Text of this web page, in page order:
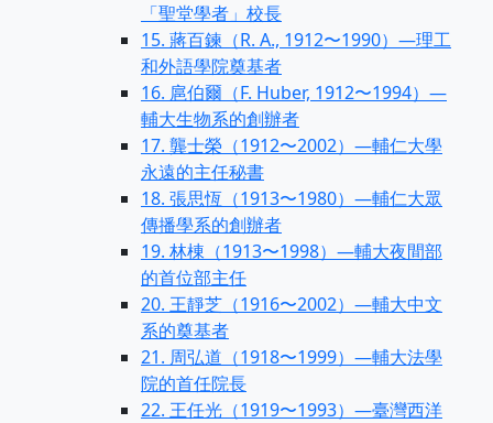
「聖堂學者」校長
15. 蔣百鍊（R. A., 1912〜1990）—理工
和外語學院奠基者
16. 扈伯爾（F. Huber, 1912〜1994）—
輔大生物系的創辦者
17. 龔士榮（1912〜2002）—輔仁大學
永遠的主任秘書
18. 張思恆（1913〜1980）—輔仁大眾
傳播學系的創辦者
19. 林棟（1913〜1998）—輔大夜間部
的首位部主任
20. 王靜芝（1916〜2002）—輔大中文
系的奠基者
21. 周弘道（1918〜1999）—輔大法學
院的首任院長
22. 王任光（1919〜1993）—臺灣西洋